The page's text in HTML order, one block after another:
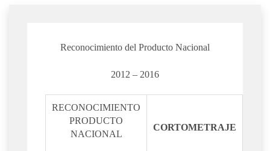
Reconocimiento del Producto Nacional
2012 – 2016
RECONOCIMIENTO
PRODUCTO
NACIONAL
CORTOMETRAJE